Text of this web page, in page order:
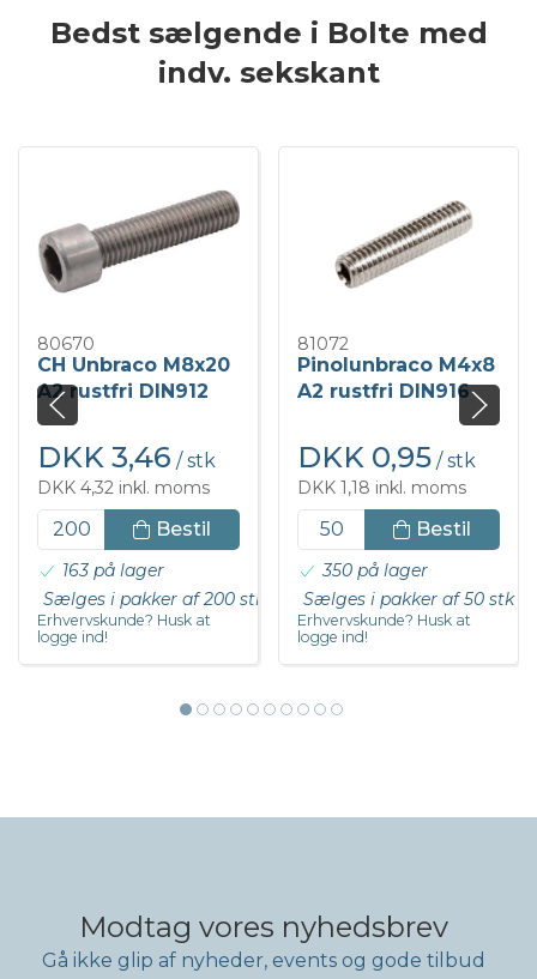
Bedst sælgende i Bolte med
indv. sekskant
80670
CH Unbraco M8x20
A2 rustfri DIN912
DKK 3,46 / stk
DKK 4,32 inkl. moms
Bestil
163 på lager
Sælges i pakker af 200 stk
Erhvervskunde? Husk at
logge ind!
81072
Pinolunbraco M4x8
A2 rustfri DIN916
DKK 0,95 / stk
DKK 1,18 inkl. moms
Bestil
350 på lager
Sælges i pakker af 50 stk
Erhvervskunde? Husk at
logge ind!
Modtag vores nyhedsbrev
Gå ikke glip af nyheder, events og gode tilbud